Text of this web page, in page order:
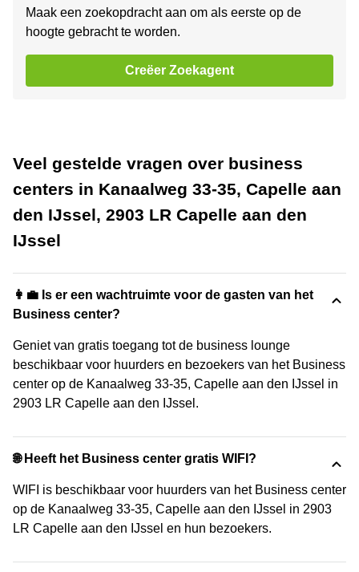
Maak een zoekopdracht aan om als eerste op de
hoogte gebracht te worden.
Creëer Zoekagent
Veel gestelde vragen over business
centers in Kanaalweg 33-35, Capelle aan
den IJssel, 2903 LR Capelle aan den
IJssel
👩‍💼 Is er een wachtruimte voor de gasten van het
Business center?
Geniet van gratis toegang tot de business lounge
beschikbaar voor huurders en bezoekers van het Business
center op de Kanaalweg 33-35, Capelle aan den IJssel in
2903 LR Capelle aan den IJssel.
🌐 Heeft het Business center gratis WIFI?
WIFI is beschikbaar voor huurders van het Business center
op de Kanaalweg 33-35, Capelle aan den IJssel in 2903
LR Capelle aan den IJssel en hun bezoekers.